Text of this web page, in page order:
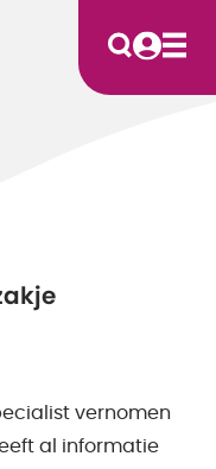
vernomen
al informatie